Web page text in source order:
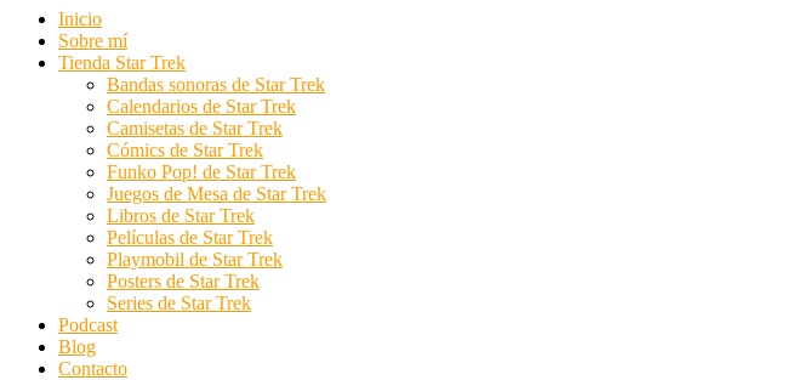
Inicio
Sobre mí
Tienda Star Trek
Bandas sonoras de Star Trek
Calendarios de Star Trek
Camisetas de Star Trek
Cómics de Star Trek
Funko Pop! de Star Trek
Juegos de Mesa de Star Trek
Libros de Star Trek
Películas de Star Trek
Playmobil de Star Trek
Posters de Star Trek
Series de Star Trek
Podcast
Blog
Contacto